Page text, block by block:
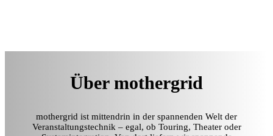
Über mothergrid
mothergrid ist mittendrin in der spannenden Welt der
Veranstaltungstechnik – egal, ob Touring, Theater oder